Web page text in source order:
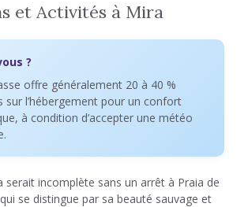
et Activités à Mira
?
offre généralement 20 à 40 %
sur l’hébergement pour un confort
à condition d’accepter une météo
serait incomplète sans un arrêt à Praia de
se distingue par sa beauté sauvage et